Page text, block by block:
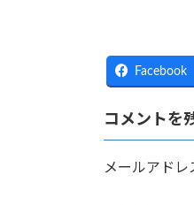
Facebook
コメントを
メールアド